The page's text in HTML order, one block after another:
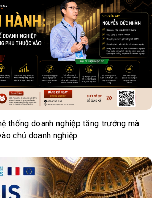
thống doanh nghiệp tăng trưởng mà
chủ doanh nghiệp